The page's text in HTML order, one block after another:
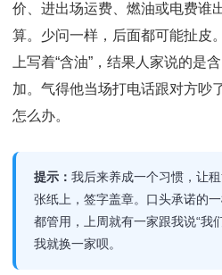
价、进出场运费、燃油或电费谁
算。少问一样，后面都可能扯皮
上写着“含油”，结果人家说的是
加。气得他当场打电话跟对方吵
怎么办。
提示： 我后来养成一个习惯，让
张纸上，签字盖章。口头承诺的
都管用，上周就有一家跟我说“我
我就换一家呗。